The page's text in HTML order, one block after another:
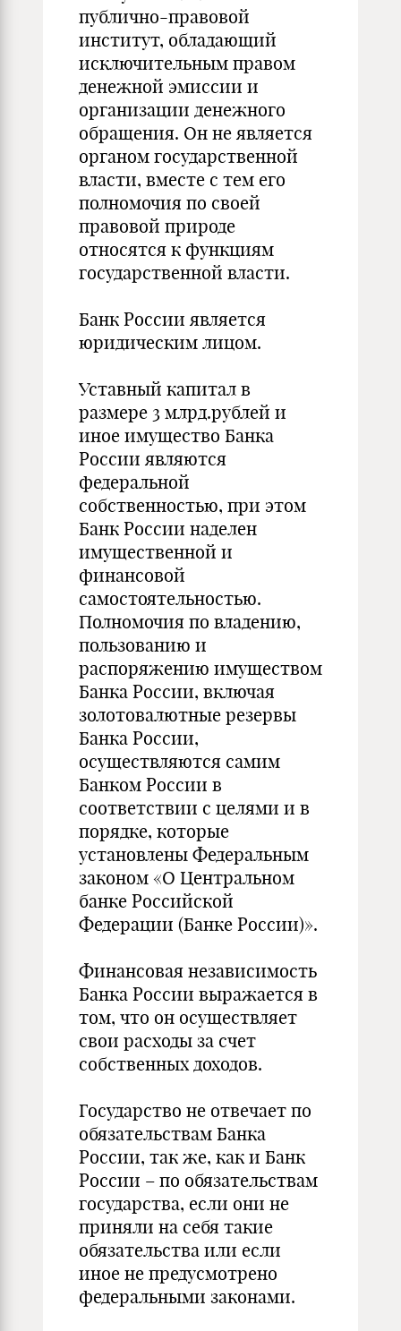
публично-правовой
институт, обладающий
исключительным правом
денежной эмиссии и
организации денежного
обращения. Он не является
органом государственной
власти, вместе с тем его
полномочия по своей
правовой природе
относятся к функциям
государственной власти.
Банк России является
юридическим лицом.
Уставный капитал в
размере 3 млрд.рублей и
иное имущество Банка
России являются
федеральной
собственностью, при этом
Банк России наделен
имущественной и
финансовой
самостоятельностью.
Полномочия по владению,
пользованию и
распоряжению имуществом
Банка России, включая
золотовалютные резервы
Банка России,
осуществляются самим
Банком России в
соответствии с целями и в
порядке, которые
установлены Федеральным
законом «О Центральном
банке Российской
Федерации (Банке России)».
Финансовая независимость
Банка России выражается в
том, что он осуществляет
свои расходы за счет
собственных доходов.
Государство не отвечает по
обязательствам Банка
России, так же, как и Банк
России – по обязательствам
государства, если они не
приняли на себя такие
обязательства или если
иное не предусмотрено
федеральными законами.